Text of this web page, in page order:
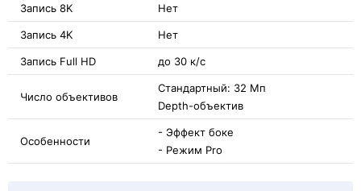
Запись 8K Нет
Запись 4K Нет
Запись Full HD до 30 к/с
Число объективов
Стандартный: 32 Мп
Depth-объектив
Особенности
- Эффект боке
- Режим Pro